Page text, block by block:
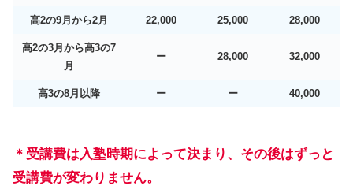
高2の9月から2月 22,000 25,000 28,000
高2の3月から高3の7
月
ー 28,000 32,000
高3の8月以降 ー ー 40,000
＊受講費は入塾時期によって決まり、その後はずっと
受講費が変わりません。